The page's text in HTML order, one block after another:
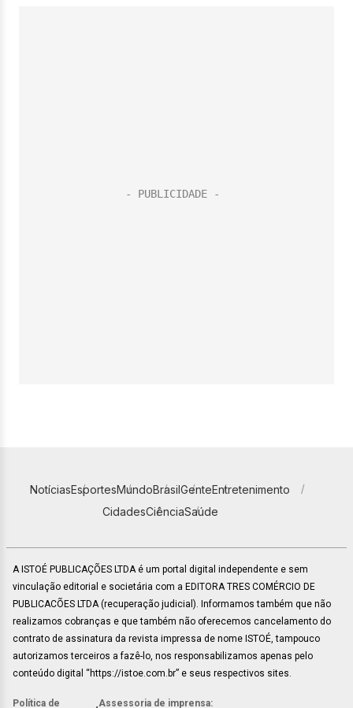
NotíciasEsportesMundoBrasilGenteEntretenimento
CidadesCiênciaSaúde
A ISTOÉ PUBLICAÇÕES LTDA é um portal digital independente e sem
vinculação editorial e societária com a EDITORA TRES COMÉRCIO DE
PUBLICACÕES LTDA (recuperação judicial). Informamos também que não
realizamos cobranças e que também não oferecemos cancelamento do
contrato de assinatura da revista impressa de nome ISTOÉ, tampouco
autorizamos terceiros a fazê-lo, nos responsabilizamos apenas pelo
conteúdo digital “https://istoe.com.br” e seus respectivos sites.
Política de Assessoria de imprensa: